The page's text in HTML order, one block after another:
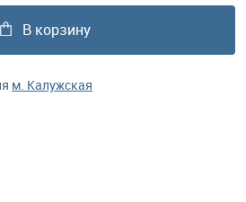
В корзину
м. Калужская